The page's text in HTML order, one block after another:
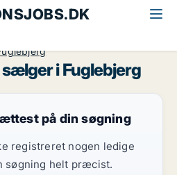
i Fuglebjerg
på din søgning
registreret nogen ledige
søgning helt præcist.